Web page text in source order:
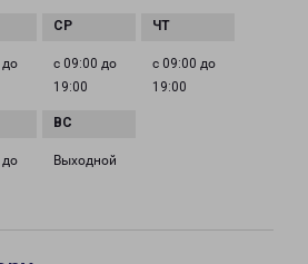
до
с 09:00 до
19:00
с 09:00 до
19:00
до
Выходной